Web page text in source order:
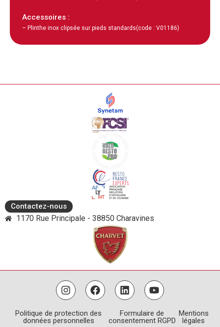
Accessoires :
– Plinthe inox clipsée sur pieds standards(code : V01186)
Contactez-nous
1170 Rue Principale - 38850 Charavines
Politique de protection des
données personnelles
Formulaire de
consentement RGPD
Mentions
légales